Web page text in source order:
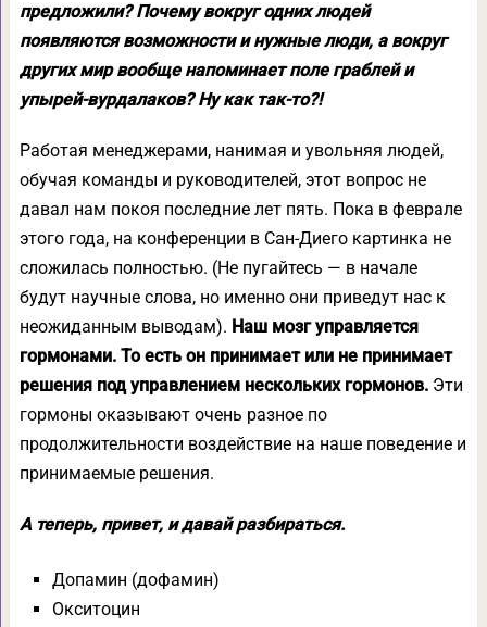
предложили? Почему вокруг одних людей
появляются возможности и нужные люди, а вокруг
других мир вообще напоминает поле граблей и
упырей-вурдалаков? Ну как так-то?!
Работая менеджерами, нанимая и увольняя людей,
обучая команды и руководителей, этот вопрос не
давал нам покоя последние лет пять. Пока в феврале
этого года, на конференции в Сан-Диего картинка не
сложилась полностью. (Не пугайтесь — в начале
будут научные слова, но именно они приведут нас к
неожиданным выводам). Наш мозг управляется
гормонами. То есть он принимает или не принимает
решения под управлением нескольких гормонов.Эти
гормоны оказывают очень разное по
продолжительности воздействие на наше поведение и
принимаемые решения.
А теперь, привет, и давай разбираться.
Допамин (дофамин)
Окситоцин